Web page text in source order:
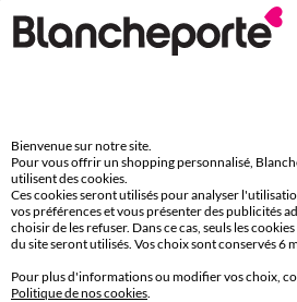
Livraison express
domicile, relais, consignes
Service clients
par chat et par téléphone
de 8h00 à 20h00 du lundi au
11€
Bienvenue sur notre site.
Pour vous offrir un shopping personnalisé,
utilisent des cookies.
Ces cookies seront utilisés pour analyser
vos préférences et vous présenter des publicités
choisir de les refuser. Dans ce cas, seuls les
du site seront utilisés. Vos choix sont conservés 6
Pour plus d'informations ou modifier vos choix,
Politique de nos cookies.